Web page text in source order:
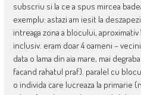
subscriu si la ce a spus mircea
exemplu: astazi am iesit la
intreaga zona a blocului,
inclusiv. eram doar 4 oameni –
data o lama din aia mare, mai
facand rahatul praf). paralel cu
o individa care lucreaza la primarie